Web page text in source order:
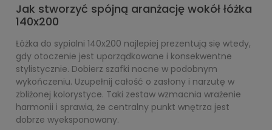
Jak stworzyć spójną aranżację wokół łóżka
140x200
Łóżka do sypialni 140x200 najlepiej prezentują się wtedy,
gdy otoczenie jest uporządkowane i konsekwentne
stylistycznie. Dobierz szafki nocne w podobnym
wykończeniu. Uzupełnij całość o zasłony i narzutę w
zbliżonej kolorystyce. Taki zestaw wzmacnia wrażenie
harmonii i sprawia, że centralny punkt wnętrza jest
dobrze wyeksponowany.